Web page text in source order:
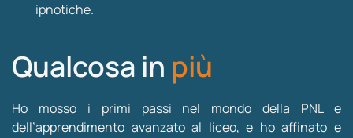
ipnotiche.
Qualcosa in più
Ho mosso i primi passi nel mondo della PNL e
dell’apprendimento avanzato al liceo, e ho affinato e